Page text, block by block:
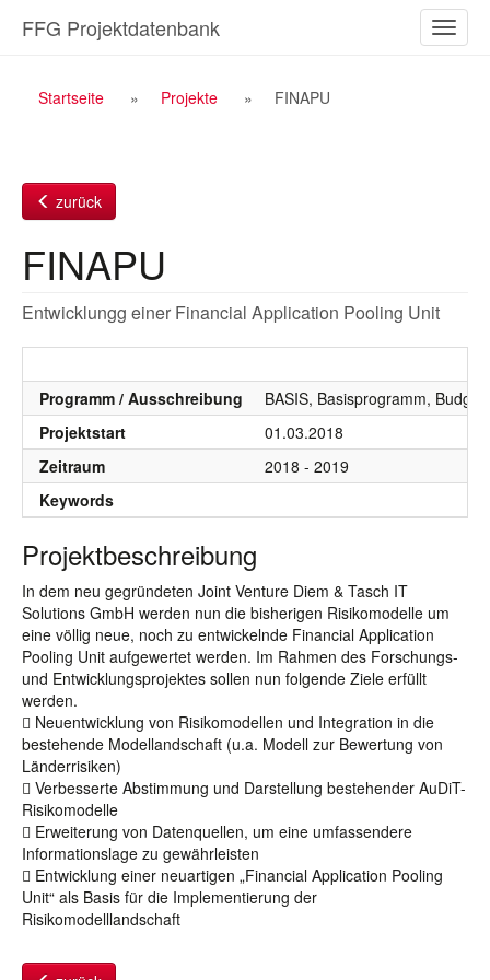
Inhalt
ein-/
FFG Projektdatenbank
Breadcrumb
Startseite Projekte FINAPU
zurück
FINAPU
Entwicklungg einer Financial Application Pooling Unit
Programm / Ausschreibung
BASIS, Basisprogramm,
Projektstart
01.03.2018
Zeitraum
2018 - 2019
Keywords
Projektbeschreibung
In dem neu gegründeten Joint Venture Diem & Tasch IT
Solutions GmbH werden nun die bisherigen Risikomodelle um
eine völlig neue, noch zu entwickelnde Financial Application
Pooling Unit aufgewertet werden. Im Rahmen des Forschungs-
und Entwicklungsprojektes sollen nun folgende Ziele erfüllt
werden.
 Neuentwicklung von Risikomodellen und Integration in die
bestehende Modellandschaft (u.a. Modell zur Bewertung von
Länderrisiken)
 Verbesserte Abstimmung und Darstellung bestehender AuDiT-
Risikomodelle
 Erweiterung von Datenquellen, um eine umfassendere
Informationslage zu gewährleisten
 Entwicklung einer neuartigen „Financial Application Pooling
Unit“ als Basis für die Implementierung der
Risikomodelllandschaft